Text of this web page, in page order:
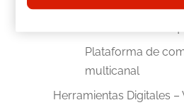
Herramientas Digitales –
Plataforma de
multicanal
Herramientas Digitales –